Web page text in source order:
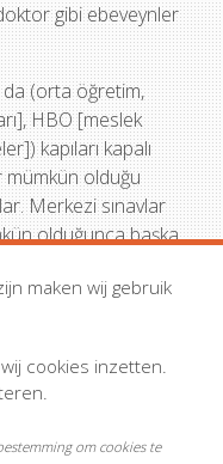
gibi ebeveynler
da (orta öğretim,
HBO [meslek
kapıları kapalı
mümkün olduğu
Merkezi sınavlar
olduğunca başka
dek iptal edildi.
için de geçerlidir.
kadar futbol
maken wij gebruik
cookies inzetten.
om cookies te